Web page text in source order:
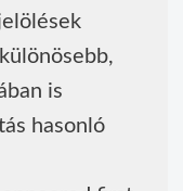
is
hasonló